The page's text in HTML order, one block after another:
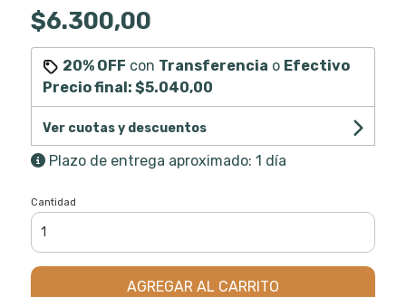
$6.300,00
20% OFF con Transferencia o Efectivo
Precio final: $5.040,00
Ver cuotas y descuentos
Plazo de entrega aproximado: 1 día
Cantidad
AGREGAR AL CARRITO